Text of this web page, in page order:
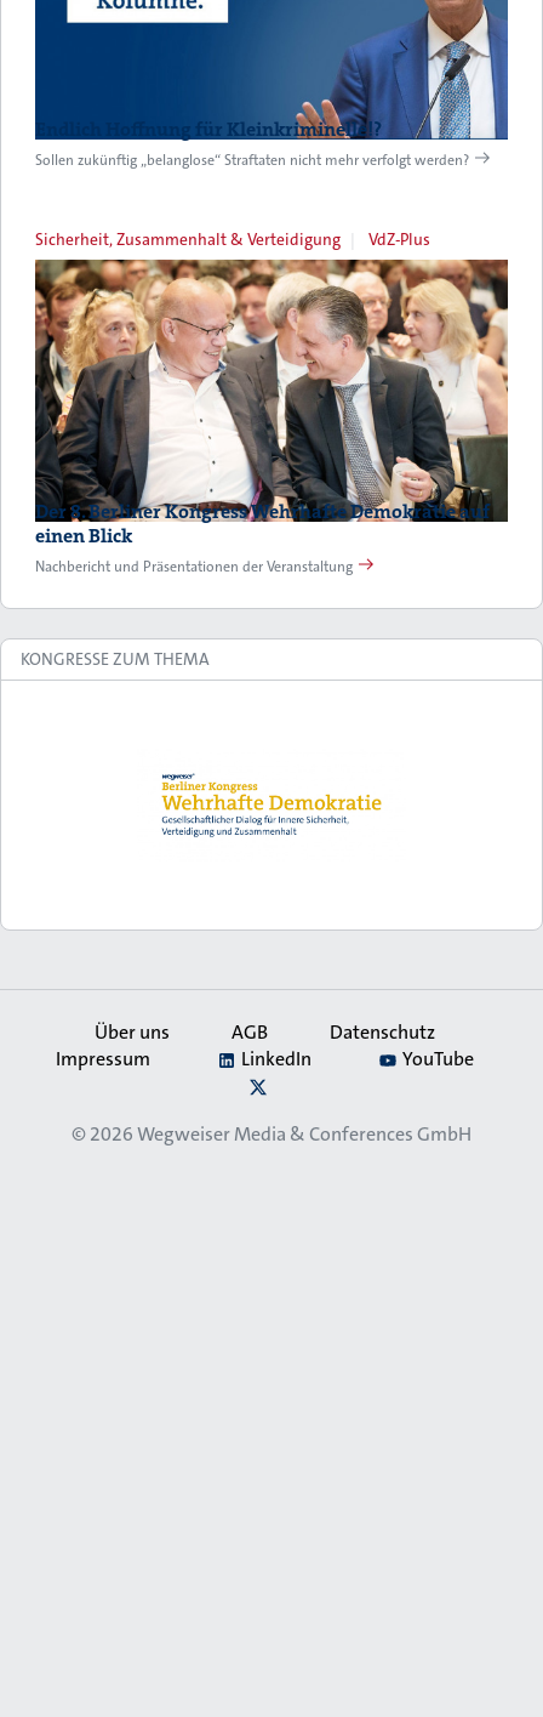
Endlich Hoffnung für Kleinkriminelle!?
Sollen zukünftig „belanglose“ Straftaten nicht mehr verfolgt werden?
Sicherheit, Zusammenhalt & Verteidigung VdZ-Plus
Der 8. Berliner Kongress Wehrhafte Demokratie auf
einen Blick
Nachbericht und Präsentationen der Veranstaltung
KONGRESSE ZUM THEMA
Secondary
Über uns AGB
Datenschutz
Impressum
LinkedIn
YouTube
© 2026Wegweiser Media & Conferences GmbH